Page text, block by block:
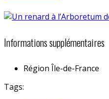
Informations supplémentaires
Région Île-de-France
Tags: